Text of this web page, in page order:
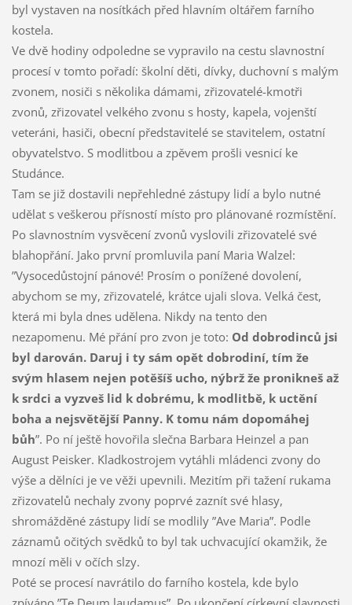
byl vystaven na nosítkách před hlavním oltářem farního
kostela.
Ve dvě hodiny odpoledne se vypravilo na cestu slavnostní
procesí v tomto pořadí: školní děti, dívky, duchovní s malým
zvonem, nosiči s několika dámami, zřizovatelé-kmotři
zvonů, zřizovatel velkého zvonu s hosty, kapela, vojenští
veteráni, hasiči, obecní představitelé se stavitelem, ostatní
obyvatelstvo. S modlitbou a zpěvem prošli vesnicí ke
Studánce.
Tam se již dostavili nepřehledné zástupy lidí a bylo nutné
udělat s veškerou přísností místo pro plánované rozmístění.
Po slavnostním vysvěcení zvonů vyslovili zřizovatelé své
blahopřání. Jako první promluvila paní Maria Walzel:
”Vysocedůstojní pánové! Prosím o ponížené dovolení,
abychom se my, zřizovatelé, krátce ujali slova. Velká čest,
která mi byla dnes udělena. Nikdy na tento den
nezapomenu. Mé přání pro zvon je toto: Od dobrodinců jsi
byl darován. Daruj i ty sám opět dobrodiní, tím že
svým hlasem nejen potěšíš ucho, nýbrž že pronikneš až
k srdci a vyzveš lid k dobrému, k modlitbě, k uctění
boha a nejsvětější Panny. K tomu nám dopomáhej
bůh”. Po ní ještě hovořila slečna Barbara Heinzel a pan
August Peisker. Kladkostrojem vytáhli mládenci zvony do
výše a dělníci je ve věži upevnili. Mezitím při tažení rukama
zřizovatelů nechaly zvony poprvé zaznít své hlasy,
shromážděné zástupy lidí se modlily ”Ave Maria”. Podle
záznamů očitých svědků to byl tak uchvacující okamžik, že
mnozí měli v očích slzy.
Poté se procesí navrátilo do farního kostela, kde bylo